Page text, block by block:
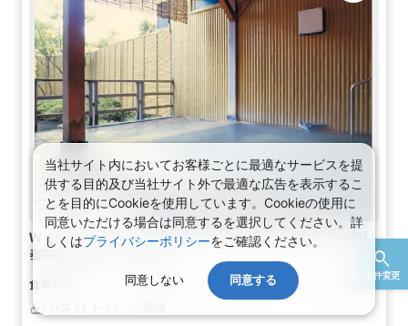
条件変更
Ｗｅｂコレスペシャル★北陸 夕食は旬の瓢会席★【禁煙】
泰平和室(2名～3名1室)
夕・朝食付き 【広さ】10畳 2～3名
当社サイト内においてお客様ごとに最適なサービスを提
供する目的及び当社サイト外で最適な広告を表示するこ
とを目的にCookieを使用しています。Cookieの使用に
同意いただける場合は同意するを選択してください。詳
しくはプライバシーポリシーをご確認ください。
同意しない 同意する